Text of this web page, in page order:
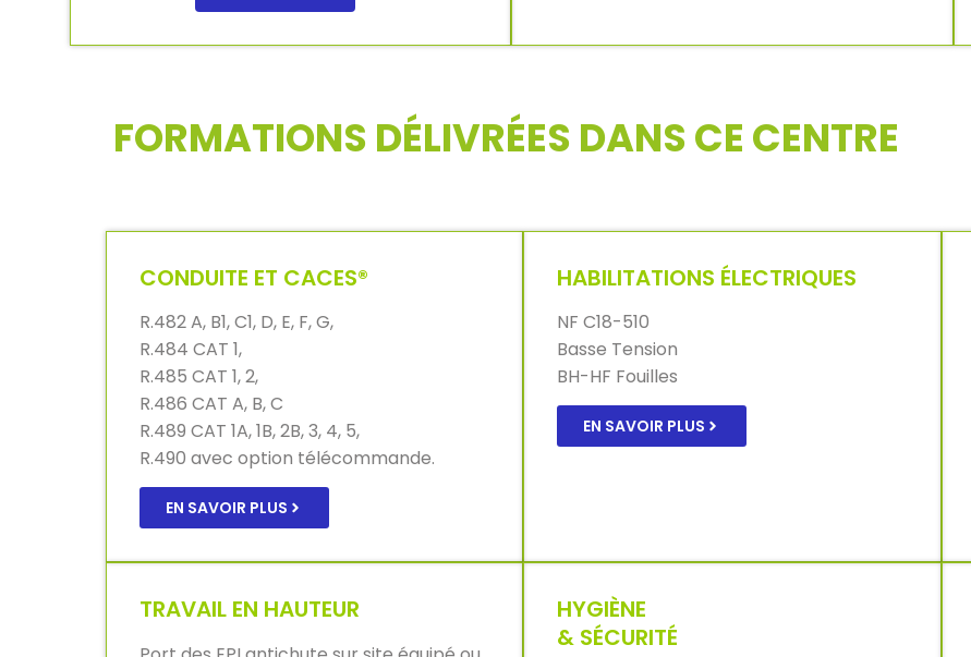
FORMATIONS DÉLIVRÉES DANS CE CENTRE
CONDUITE ET CACES®
R.482 A, B1, C1, D, E, F, G,
R.484 CAT 1,
R.485 CAT 1, 2,
R.486 CAT A, B, C
R.489 CAT 1A, 1B, 2B, 3, 4, 5,
R.490 avec option télécommande.
EN SAVOIR PLUS
HABILITATIONS ÉLECTRIQUES
NF C18-510
Basse Tension
BH-HF Fouilles
EN SAVOIR PLUS
TRAVAIL EN HAUTEUR
HYGIÈNE
& SÉCURITÉ